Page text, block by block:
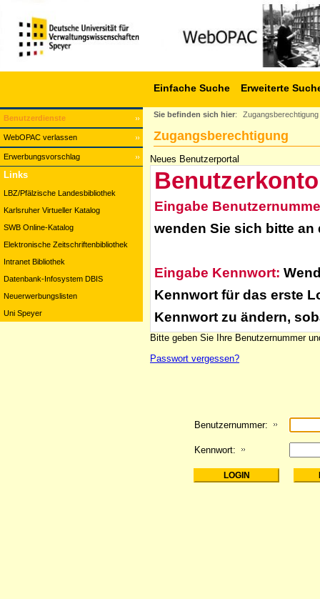
Benutzerdienste
WebOPAC verlassen
Erwerbungsvorschlag
Einfache Suche Erweiterte
Links
LBZ/Pfälzische Landesbibliothek
Karlsruher Virtueller Katalog
SWB Online-Katalog
Elektronische Zeitschriftenbibliothek
Intranet Bibliothek
Datenbank-Infosystem DBIS
Neuerwerbungslisten
Uni Speyer
Sie befinden sich hier: Zugangsberechtigung
Zugangsberechtigung
Neues Benutzerportal
Benutzerkonto
Eingabe
wenden Sie sich bitte
Eingabe Kennwort:
Kennwort für das erste
Kennwort zu ändern,
Bitte geben Sie Ihre Benutzernummer
Passwort vergessen?
Benutzernummer:
Kennwort: